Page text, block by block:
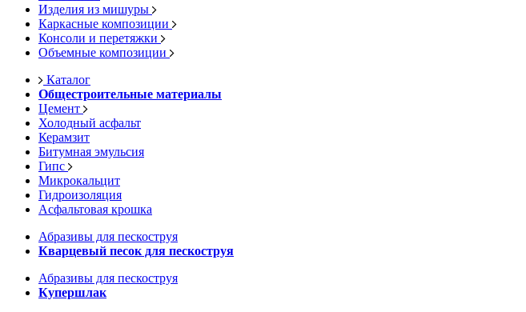
Изделия из мишуры
Каркасные композиции
Консоли и перетяжки
Объемные композиции
Каталог
Общестроительные материалы
Цемент
Холодный асфальт
Керамзит
Битумная эмульсия
Гипс
Микрокальцит
Гидроизоляция
Асфальтовая крошка
Абразивы для пескоструя
Кварцевый песок для пескоструя
Абразивы для пескоструя
Купершлак